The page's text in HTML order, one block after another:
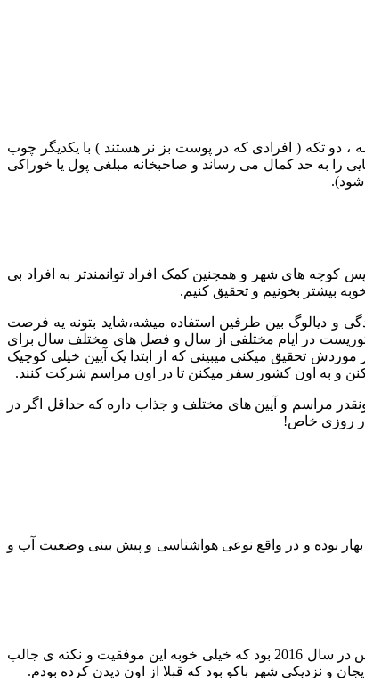
، دو تکه ( افرادی که در پوست بز نر هستند ) با یکدیگر چوب
به حد کمال می رساند و صاحبخانه مبلغی پول یا خوراکی
شود).
های شهر و همچنین کمک افراد توانمندتر به افراد بی
بیشتر بخونیم و تحقیق کنیم.
و دیالوگ بین طرفین استفاده میشه،شاید بتونه یه فرصت
توریست در ایام مختلفی از سال و فصل های مختلف سال برای
تحقیق میکنی میبینی که از ابتدا یک آیین خیلی کوچیک
و به اون کشور سفر میکنن تا در اون مراسم شرکت کنند.
مراسم و آیین های مختلف و جذاب داره که حداقل اگر در
روزی خاص!
بوده و در واقع نوعی هواشناسی و پیش بینی وضعیت آب و
یه بنر دیگه توی موزه بود که توجهم رو جلب کرد و اونم برنده شدن مطالعات باستان شناسی سنگ نگاره های ایرانی در بنیاد برادشاو کشور سوئیس در سال 2016 بود که خیلی خوبه این موفقیت و نکته ی جالب
و نزدیکی شهر باکو بود که قبلا از اون دیدن کرده بودم.